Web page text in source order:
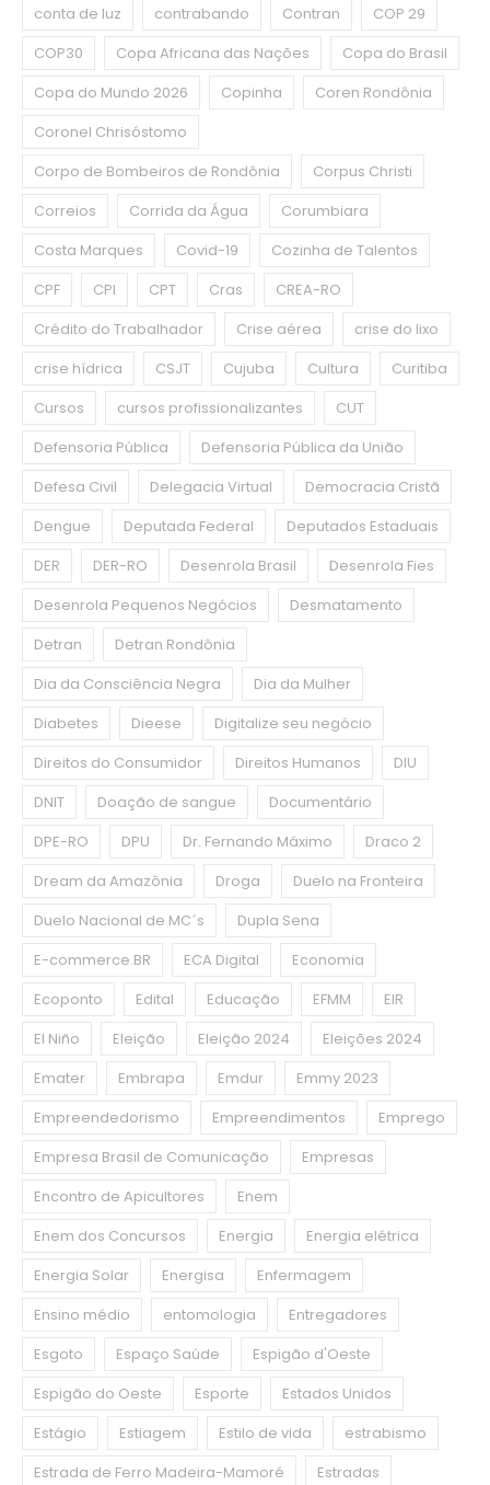
conta de luz
contrabando Contran
COP 29
COP30
Copa Africana das Nações
Copa do Brasil
Copa do Mundo 2026
Copinha
Coren Rondônia
Coronel Chrisóstomo
Corpo de Bombeiros de Rondônia
Corpus Christi
Correios
Corrida da Água
Corumbiara
Costa Marques
Covid-19
Cozinha de Talentos
CPF
CPI CPT Cras
CREA-RO
Crédito do Trabalhador
Crise aérea
crise do lixo
crise hídrica
CSJT Cujuba Cultura
Curitiba
Cursos
cursos profissionalizantes
CUT
Defensoria Pública
Defensoria Pública da União
Defesa Civil
Delegacia Virtual
Democracia Cristã
Dengue
Deputada Federal
Deputados Estaduais
DER
DER-RO Desenrola Brasil
Desenrola Fies
Desenrola Pequenos Negócios
Desmatamento
Detran
Detran Rondônia
Dia da Consciência Negra
Dia da Mulher
Diabetes
Dieese
Digitalize seu negócio
Direitos do Consumidor
Direitos Humanos
DIU
DNIT
Doação de sangue
Documentário
DPE-RO
DPU Dr. Fernando Máximo
Draco 2
Dream da Amazônia
Droga
Duelo na Fronteira
Duelo Nacional de MC´s
Dupla Sena
E-commerce.BR
ECA Digital
Economia
Ecoponto
Edital Educação EFMM
EIR
El Niño
Eleição Eleição 2024
Eleições 2024
Emater
Embrapa Emdur
Emmy 2023
Empreendedorismo
Empreendimentos
Emprego
Empresa Brasil de Comunicação
Empresas
Encontro de Apicultores
Enem
Enem dos Concursos
Energia
Energia elétrica
Energia Solar
Energisa
Enfermagem
Ensino médio
entomologia
Entregadores
Esgoto
Espaço Saúde
Espigão d'Oeste
Espigão do Oeste
Esporte
Estados Unidos
Estágio
Estiagem Estilo de vida
estrabismo
Estrada de Ferro Madeira-Mamoré
Estradas